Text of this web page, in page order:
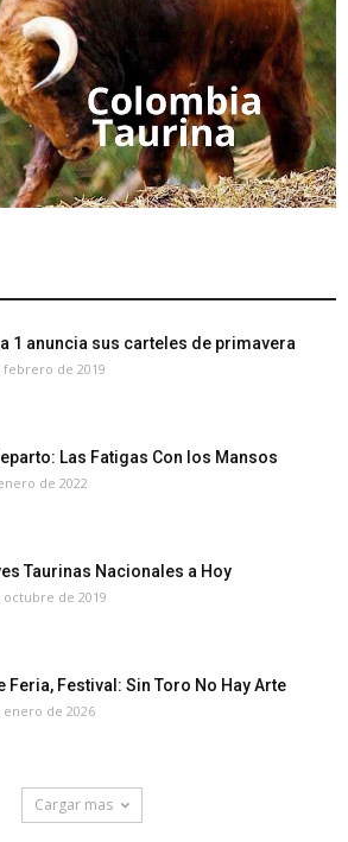
1 anuncia sus carteles de primavera
febrero de 2019
Las Fatigas Con los Mansos
de 2022
Taurinas Nacionales a Hoy
octubre de 2019
Feria, Festival: Sin Toro No Hay Arte
enero de 2026
Cargar mas